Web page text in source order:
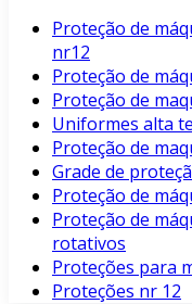
Proteção de
nr12
Proteção de
Proteção de
Uniformes alta
Proteção de
Grade de
Proteção de
Proteção de
rotativos
Proteções para
Proteções nr 12